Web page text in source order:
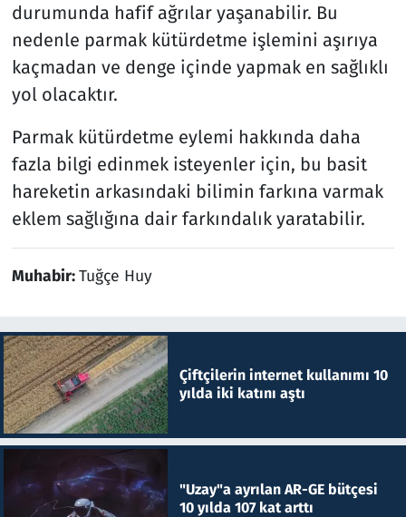
durumunda hafif ağrılar yaşanabilir. Bu
nedenle parmak kütürdetme işlemini aşırıya
kaçmadan ve denge içinde yapmak en sağlıklı
yol olacaktır.
Parmak kütürdetme eylemi hakkında daha
fazla bilgi edinmek isteyenler için, bu basit
hareketin arkasındaki bilimin farkına varmak
eklem sağlığına dair farkındalık yaratabilir.
Muhabir:Tuğçe Huy
Çiftçilerin internet kullanımı 10
yılda iki katını aştı
"Uzay"a ayrılan AR-GE bütçesi
10 yılda 107 kat arttı